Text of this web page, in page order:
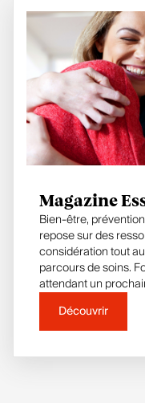
Magazine
Bien-être,
repose sur des
considération tout
parcours de soins.
attendant un
Découvrir